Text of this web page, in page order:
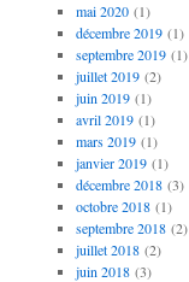
mai 2020(1)
décembre 2019(1)
septembre 2019(1)
juillet 2019(2)
juin 2019(1)
avril 2019(1)
mars 2019(1)
janvier 2019(1)
décembre 2018(3)
octobre 2018(1)
septembre 2018(2)
juillet 2018(2)
juin 2018(3)